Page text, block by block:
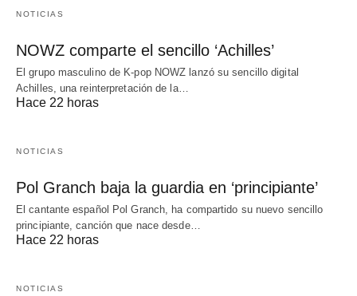
NOTICIAS
NOWZ comparte el sencillo ‘Achilles’
El grupo masculino de K-pop NOWZ lanzó su sencillo digital
Achilles, una reinterpretación de la…
Hace 22 horas
NOTICIAS
Pol Granch baja la guardia en ‘principiante’
El cantante español Pol Granch, ha compartido su nuevo sencillo
principiante, canción que nace desde…
Hace 22 horas
NOTICIAS